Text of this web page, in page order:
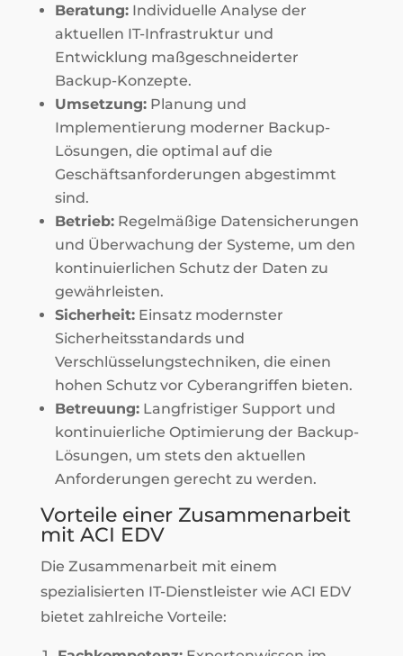
Beratung:Individuelle Analyse der
aktuellen IT-Infrastruktur und
Entwicklung maßgeschneiderter
Backup-Konzepte.
Umsetzung:Planung und
Implementierung moderner Backup-
Lösungen, die optimal auf die
Geschäftsanforderungen abgestimmt
sind.
Betrieb:Regelmäßige Datensicherungen
und Überwachung der Systeme, um den
kontinuierlichen Schutz der Daten zu
gewährleisten.
Sicherheit:Einsatz modernster
Sicherheitsstandards und
Verschlüsselungstechniken, die einen
hohen Schutz vor Cyberangriffen bieten.
Betreuung:Langfristiger Support und
kontinuierliche Optimierung der Backup-
Lösungen, um stets den aktuellen
Anforderungen gerecht zu werden.
Vorteile einer Zusammenarbeit
mit ACI EDV
Die Zusammenarbeit mit einem
spezialisierten IT-Dienstleister wie ACI EDV
bietet zahlreiche Vorteile: